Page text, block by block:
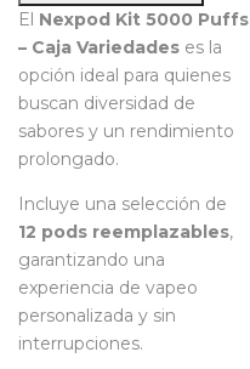
El Nexpod Kit 5000 Puffs
– Caja Variedades es la
opción ideal para quienes
buscan diversidad de
sabores y un rendimiento
prolongado.
Incluye una selección de
12 pods reemplazables,
garantizando una
experiencia de vapeo
personalizada y sin
interrupciones.